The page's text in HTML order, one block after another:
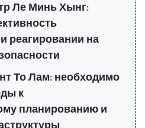
Ле Минь Хынг:
реагировании на
То Лам: необходимо
к
планированию и